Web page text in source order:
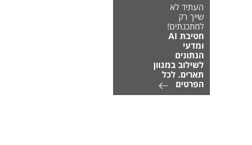
העתיד לא
שייך רק
למתכנתים!
חטיבת AI
ומדעי
הנתונים
לשילוב במגוון
תארים. לכל
הפרטים